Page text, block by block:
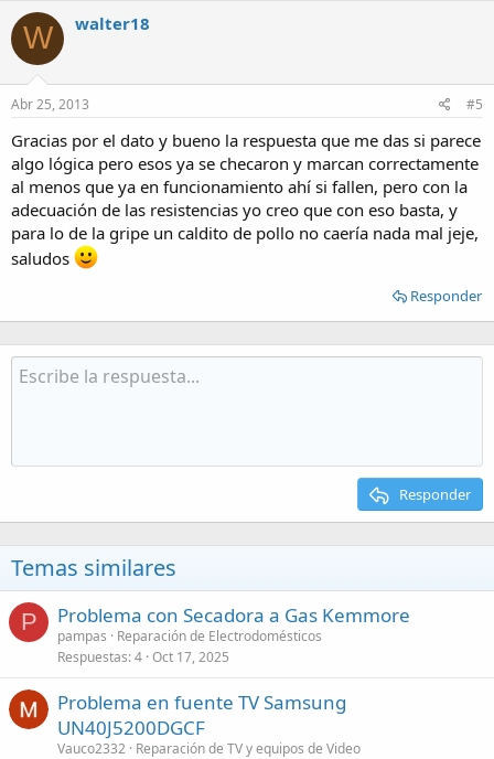
W walter18
Abr 25, 2013 #5
Gracias por el dato y bueno la respuesta que me das si parece
algo lógica pero esos ya se checaron y marcan correctamente
al menos que ya en funcionamiento ahí si fallen, pero con la
adecuación de las resistencias yo creo que con eso basta, y
para lo de la gripe un caldito de pollo no caería nada mal jeje,
saludos
Responder
Responder
Temas similares
P Problema con Secadora a Gas Kemmore
pampas
Reparación de Electrodomésticos
Respuestas 4 Oct 17, 2025
Problema en fuente TV Samsung
UN40J5200DGCF
Vauco2332 Reparación de TV y equipos de Video